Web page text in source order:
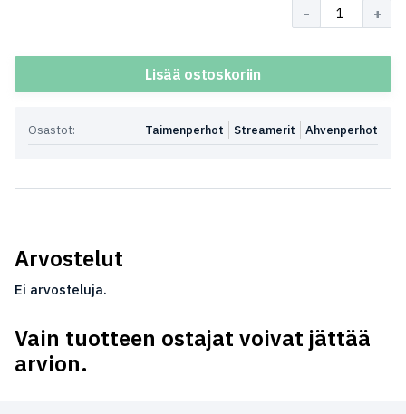
Lisää ostoskoriin
Osastot: Ahvenperhot
Streamerit
Taimenperhot
Arvostelut
Ei arvosteluja.
Vain tuotteen ostajat voivat jättää
arvion.